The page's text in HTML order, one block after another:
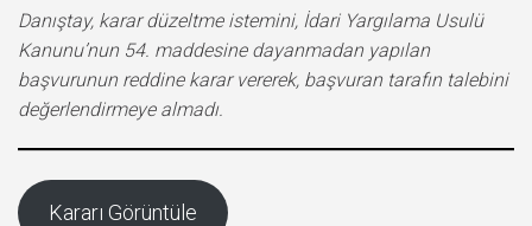
Danıştay, karar düzeltme istemini, İdari Yargılama Usulü
Kanunu’nun 54. maddesine dayanmadan yapılan
başvurunun reddine karar vererek, başvuran tarafın talebini
değerlendirmeye almadı.
Kararı Görüntüle